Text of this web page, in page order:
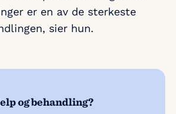
er en av de sterkeste
sier hun.
og behandling?